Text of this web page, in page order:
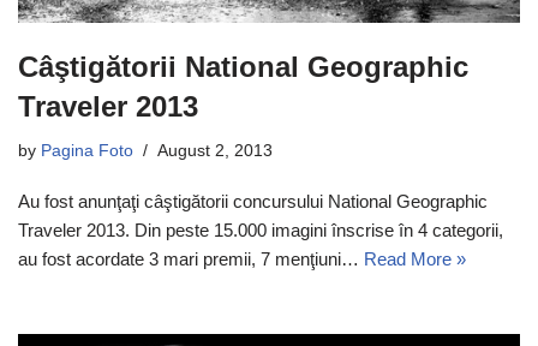
Câştigătorii National Geographic
Traveler 2013
by Pagina Foto August 2, 2013
Au fost anunţaţi câştigătorii concursului National Geographic
Traveler 2013. Din peste 15.000 imagini înscrise în 4 categorii,
au fost acordate 3 mari premii, 7 menţiuni… Read More »